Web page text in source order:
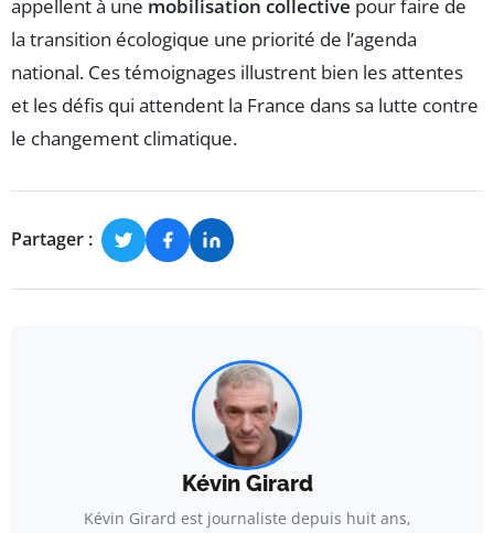
appellent à une mobilisation collective pour faire de
la transition écologique une priorité de l’agenda
national. Ces témoignages illustrent bien les attentes
et les défis qui attendent la France dans sa lutte contre
le changement climatique.
Partager :
Kévin Girard
Kévin Girard est journaliste depuis huit ans,